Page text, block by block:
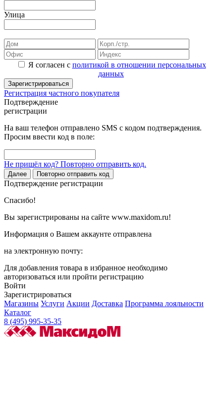
Улица
Я согласен с политикой в отношении персональных
данных
Зарегистрироваться
Регистрация частного покупателя
Подтверждение
регистрации
На ваш телефон отправлено SMS с кодом подтверждения.
Просим ввести код в поле:
Не пришёл код? Повторно отправить код.
Далее Повторно отправить код
Подтверждение регистрации
Спасибо!
Вы зарегистрированы на сайте www.maxidom.ru!
Информация о Вашем аккаунте отправлена
на электронную почту:
Для добавления товара в избранное необходимо
авторизоваться или пройти регистрацию
Войти
Зарегистрироваться
Магазины Услуги Акции Доставка Программа лояльности
Каталог
8 (495) 995-35-35